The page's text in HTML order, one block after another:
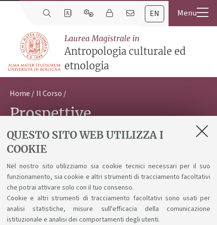
QUESTO SITO WEB UTILIZZA I
COOKIE
Nel nostro sito utilizziamo sia cookie tecnici necessari per il suo
funzionamento, sia cookie e altri strumenti di tracciamento facoltativi
che potrai attivare solo con il tuo consenso.
Cookie e altri strumenti di tracciamento facoltativi sono usati per
analisi statistiche, misure sull'efficacia della comunicazione
istituzionale e analisi dei comportamenti degli utenti.
EN
Laurea Magistrale in
Antropologia culturale ed
etnologia
Home Il Corso
Prospettive
Archivio
Vai